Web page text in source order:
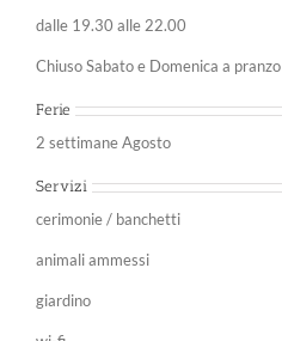
dalle 19.30 alle 22.00
Chiuso Sabato e Domenica a pranzo
Ferie
2 settimane Agosto
Servizi
cerimonie / banchetti
animali ammessi
giardino